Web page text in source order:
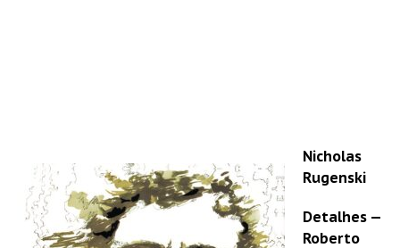
Nicholas
Rugenski
Detalhes —
Roberto